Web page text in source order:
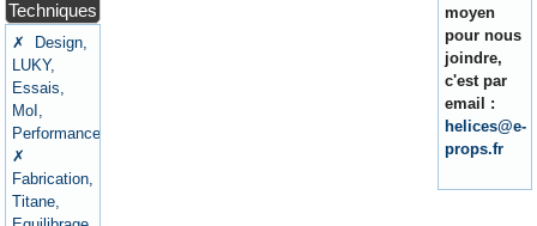
Techniques
✗ Design,
LUKY,
Essais,
MoI,
Performances
✗
Fabrication,
Titane,
moyen
pour nous
joindre,
c'est par
email :
helices@e-
props.fr